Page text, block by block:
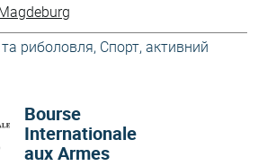
риболовля, Спорт, активний
Bourse
Internationale
aux Armes